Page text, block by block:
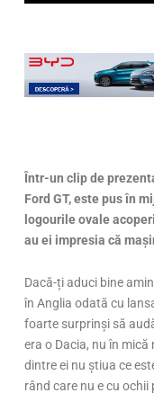
Într-un clip de
Ford GT, este pus în
logourile ovale
au ei impresia că
Dacă-ți aduci bine
în Anglia odată cu
foarte surprinși să
era o Dacia, nu în
dintre ei nu știua ce
rând care nu e cu